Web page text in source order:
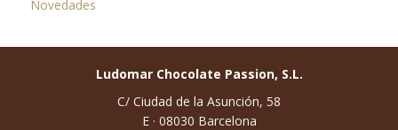
Novedades
Ludomar Chocolate Passion, S.L.
C/ Ciudad de la Asunción, 58
E · 08030 Barcelona